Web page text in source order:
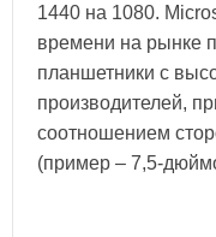
1440 на 1080.
времени на рынке
планшетники с
производителей,
соотношением
(пример – 7,5-